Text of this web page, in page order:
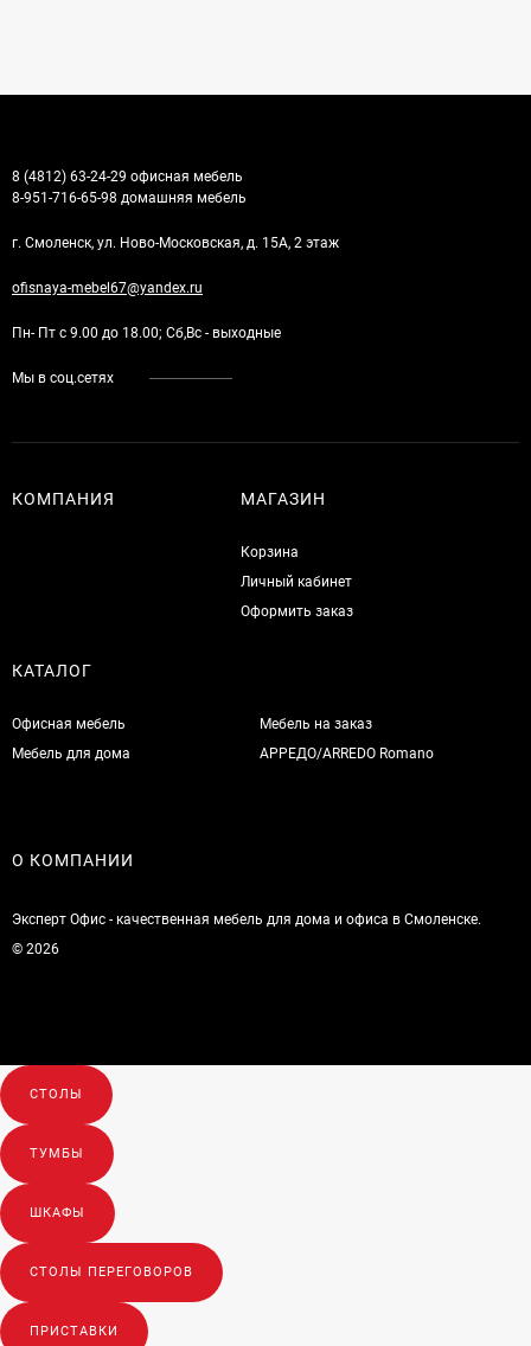
8 (4812) 63-24-29 офисная мебель
8-951-716-65-98 домашняя мебель
г. Смоленск, ул. Ново-Московская, д. 15А, 2 этаж
ofisnaya-mebel67@yandex.ru
Пн- Пт с 9.00 до 18.00; Сб,Вс - выходные
Мы в соц.сетях
КОМПАНИЯ МАГАЗИН
Корзина
Личный кабинет
Оформить заказ
КАТАЛОГ
Офисная мебель
Мебель для дома
Мебель на заказ
АРРЕДО/ARREDO Romano
О КОМПАНИИ
Эксперт Офис - качественная мебель для дома и офиса в Смоленске.
© 2026
СТОЛЫ
ТУМБЫ
ШКАФЫ
СТОЛЫ ПЕРЕГОВОРОВ
ПРИСТАВКИ